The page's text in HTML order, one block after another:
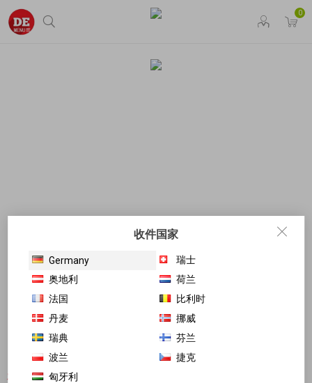
0
对不起-这个产品已经不再提供
收件国家
Germany
瑞士
奥地利
荷兰
法国
比利时
丹麦
挪威
瑞典
芬兰
波兰
捷克
匈牙利